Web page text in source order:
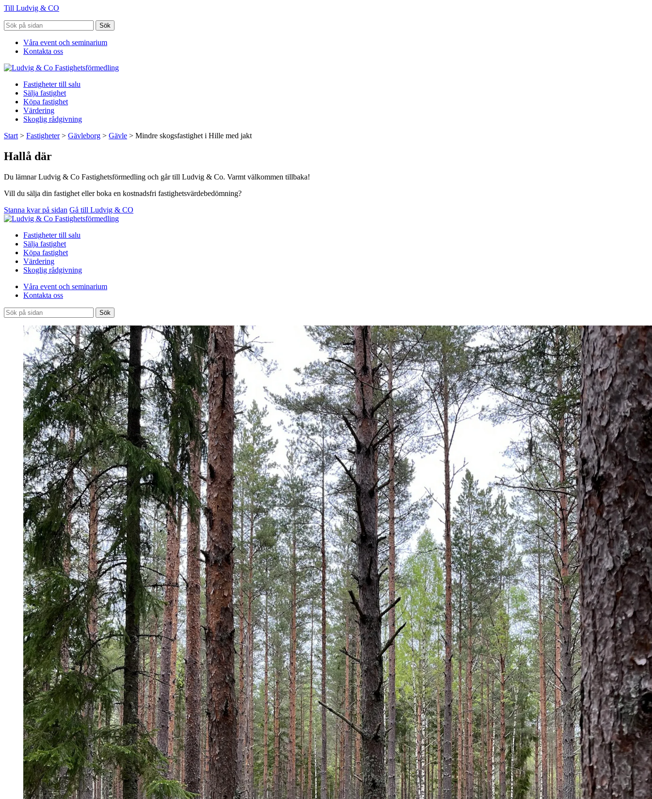
Till Ludvig & CO
Sök
Våra event och seminarium
Kontakta oss
Fastigheter till salu
Sälja fastighet
Köpa fastighet
Värdering
Skoglig rådgivning
Start > Fastigheter> Gävleborg > Gävle > Mindre skogsfastighet i Hille med jakt
Hallå där
Du lämnar Ludvig & Co Fastighetsförmedling och går till Ludvig & Co. Varmt välkommen tillbaka!
Vill du sälja din fastighet eller boka en kostnadsfri fastighetsvärdebedömning?
Stanna kvar på sidan Gå till Ludvig & CO
Fastigheter till salu
Sälja fastighet
Köpa fastighet
Värdering
Skoglig rådgivning
Våra event och seminarium
Kontakta oss
Sök